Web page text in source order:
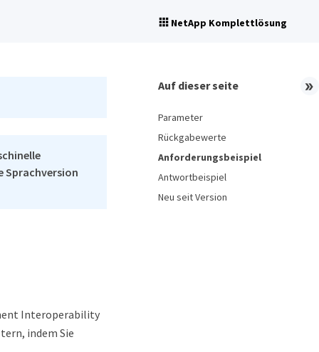
NetApp Komplettlösung
Sprachversion
Interoperability
indem Sie
Auf dieser seite
Parameter
Rückgabewerte
Anforderungsbeispiel
Antwortbeispiel
Neu seit Version